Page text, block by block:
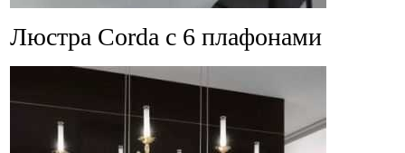
Люстра Corda с 6 плафонами